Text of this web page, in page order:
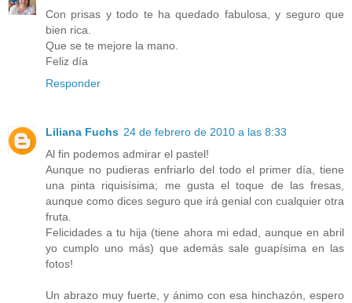
Con prisas y todo te ha quedado fabulosa, y seguro que
bien rica.
Que se te mejore la mano.
Feliz día
Responder
Liliana Fuchs 24 de febrero de 2010 a las 8:33
Al fin podemos admirar el pastel!
Aunque no pudieras enfriarlo del todo el primer día, tiene
una pinta riquisísima; me gusta el toque de las fresas,
aunque como dices seguro que irá genial con cualquier otra
fruta.
Felicidades a tu hija (tiene ahora mi edad, aunque en abril
yo cumplo uno más) que además sale guapísima en las
fotos!
Un abrazo muy fuerte, y ánimo con esa hinchazón, espero